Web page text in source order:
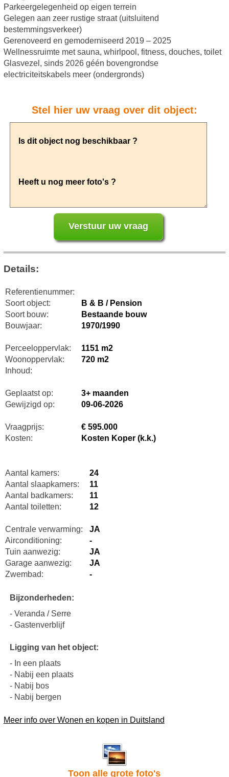
Parkeergelegenheid op eigen terrein
Gelegen aan zeer rustige straat (uitsluitend
bestemmingsverkeer)
Gerenoveerd en gemoderniseerd 2019 – 2025
Wellnessruimte met sauna, whirlpool, fitness, douches, toilet
Glasvezel, sinds 2026 géén bovengrondse
electriciteitskabels meer (ondergronds)
Stel hier uw vraag over dit object:
Details:
Referentienummer:
Soort object:
B & B / Pension
Soort bouw:
Bestaande bouw
Bouwjaar:
1970/1990
Perceeloppervlak:
1151 m2
Woonoppervlak:
720 m2
Inhoud:
Geplaatst op:
3+ maanden
Gewijzigd op:
09-06-2026
Vraagprijs:
€ 595.000
Kosten:
Kosten Koper (k.k.)
Aantal kamers:
24
Aantal slaapkamers:
11
Aantal badkamers:
11
Aantal toiletten:
12
Centrale verwarming:
JA
Airconditioning:
-
Tuin aanwezig:
JA
Garage aanwezig:
JA
Zwembad:
-
Bijzonderheden:
- Veranda / Serre
- Gastenverblijf
Ligging van het object:
- In een plaats
- Nabij een plaats
- Nabij bos
- Nabij bergen
Meer info over Wonen en kopen in Duitsland
Toon alle grote foto's